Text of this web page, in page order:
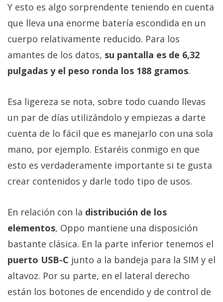
Y esto es algo sorprendente teniendo en cuenta
que lleva una enorme batería escondida en un
cuerpo relativamente reducido. Para los
amantes de los datos, su pantalla es de 6,32
pulgadas y el peso ronda los 188 gramos.
Esa ligereza se nota, sobre todo cuando llevas
un par de días utilizándolo y empiezas a darte
cuenta de lo fácil que es manejarlo con una sola
mano, por ejemplo. Estaréis conmigo en que
esto es verdaderamente importante si te gusta
crear contenidos y darle todo tipo de usos.
En relación con la distribución de los
elementos, Oppo mantiene una disposición
bastante clásica. En la parte inferior tenemos el
puerto USB-C junto a la bandeja para la SIM y el
altavoz. Por su parte, en el lateral derecho
están los botones de encendido y de control de